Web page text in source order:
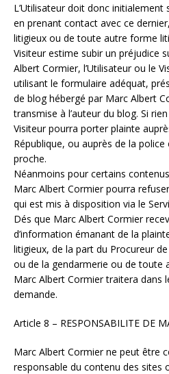
L’Utilisateur doit donc
en prenant contact avec ce
litigieux ou de toute autre forme
Visiteur estime subir un préjudice
Albert Cormier, l’Utilisateur ou le
utilisant le formulaire adéquat,
de blog hébergé par Marc Albert
transmise à l’auteur du blog. Si
Visiteur pourra porter plainte
République, ou auprès de la
proche.
Néanmoins pour certains
Marc Albert Cormier pourra
qui est mis à disposition via le
Dés que Marc Albert Cormier
d’information émanant de la
litigieux, de la part du Procureur
ou de la gendarmerie ou de toute
Marc Albert Cormier traitera dans
demande.
Article 8 – RESPONSABILITE DE
Marc Albert Cormier ne peut être
responsable du contenu des sites